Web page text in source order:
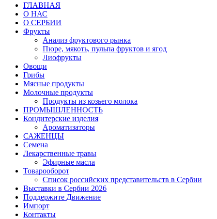
ГЛАВНАЯ
О НАС
O СЕРБИИ
Фрукты
Анализ фруктового рынка
Пюре, мякоть, пульпа фруктов и ягод
Лиофрукты
Овощи
Грибы
Мясные продукты
Молочные продукты
Продукты из козьего молока
ПРОМЫШЛЕННОСТЬ
Кондитерские изделия
Ароматизаторы
САЖЕНЦЫ
Семена
Лекарственные травы
Эфирные масла
Товарооборот
Список российских представительств в Сербии
Выставки в Сербии 2026
Поддержите Движение
Импорт
Контакты